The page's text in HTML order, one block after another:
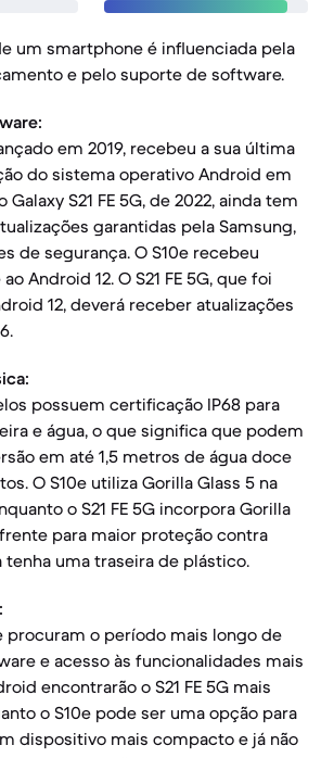
um smartphone é influenciada pela
e pelo suporte de software.
em 2019, recebeu a sua última
do sistema operativo Android em
Galaxy S21 FE 5G, de 2022, ainda tem
garantidas pela Samsung,
de segurança. O S10e recebeu
Android 12. O S21 FE 5G, que foi
12, deverá receber atualizações
possuem certificação IP68 para
e água, o que significa que podem
em até 1,5 metros de água doce
O S10e utiliza Gorilla Glass 5 na
o S21 FE 5G incorpora Gorilla
para maior proteção contra
tenha uma traseira de plástico.
procuram o período mais longo de
e acesso às funcionalidades mais
encontrarão o S21 FE 5G mais
o S10e pode ser uma opção para
dispositivo mais compacto e já não